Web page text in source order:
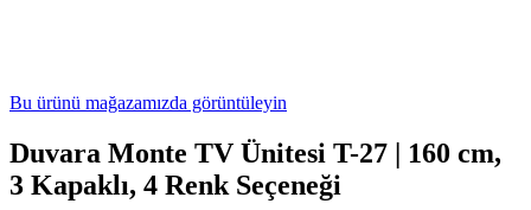
Bu ürünü mağazamızda görüntüleyin
Duvara Monte TV Ünitesi T-27 | 160 cm,
3 Kapaklı, 4 Renk Seçeneği